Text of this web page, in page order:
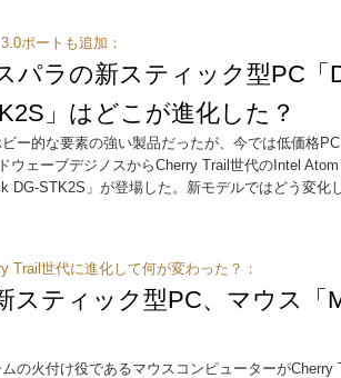
ポートも追加：
パラの新スティック型PC「
」はどこが進化した？
ー的な要素の強い製品だったが、今では低価格
ウェーブデジノスからCherry Trail世代のIntel
DG-STK2S」が登場した。新モデルではどう変化
Trail世代に進化して何が変わった？：
スティック型PC、マウス「
の火付け役であるマウスコンピューターが